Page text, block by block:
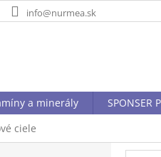
info@nurmea.sk
a minerály SPONSER
ciele